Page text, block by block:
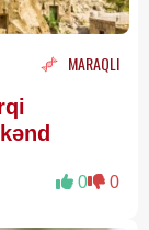
MARAQLI
0 0